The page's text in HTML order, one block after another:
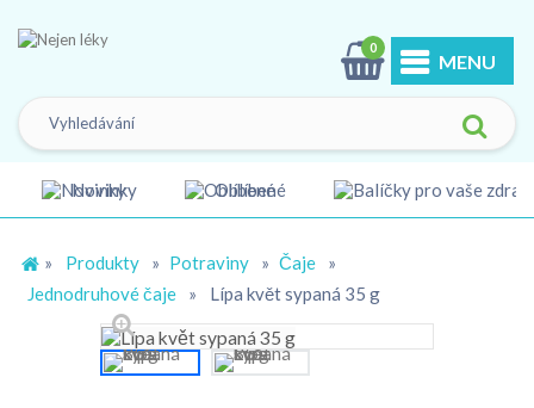
0
Novinky Oblíbené
MENU
» Produkty » Potraviny » Čaje
»
Jednodruhové čaje
» Lípa květ sypaná 35 g